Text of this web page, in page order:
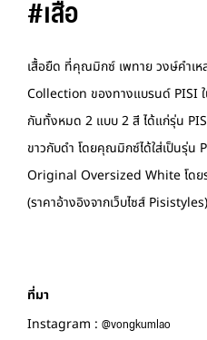
#เสื้อ
เสื้อยืด ที่คุณมิกซ์ เพทาย วงษ์คำเห
Collection ของทางแบรนด์ PISI
กันทั้งหมด 2 แบบ 2 สี ได้แก่รุ่น
ขาวกับดำ โดยคุณมิกซ์ได้ใส่เป็นรุ่น
Original Oversized White โดย
(ราคาอ้างอิงจากเว็บไซส์ Pisistyles)
ที่มา
Instagram : @vongkumlao